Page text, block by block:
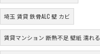
埼玉 賃貸 鉄骨ALC 壁 カビ
賃貸マンション 断熱不足 壁紙 濡れる